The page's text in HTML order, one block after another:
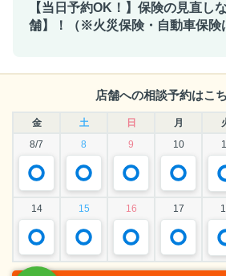
【当日予約OK！】保険の見直し
舗】！（※火災保険・自動車保険
店舗への相談予約はこ
金 土 日 月
8/7
8 9 10
14 15 16 17